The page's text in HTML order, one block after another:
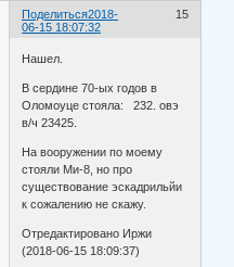
Поделиться 15
2018-
06-15 18:07:32
Нашел.
В сердине 70-ых годов в
Оломоуце стояла: 232. овэ
в/ч 23425.
На вооружении по моему
стояли Ми-8, но про
существование эскадрильйи
к сожалению не скажу.
Отредактировано Иржи
(2018-06-15 18:09:37)